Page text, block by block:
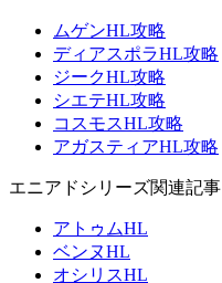
ムゲンHL攻略
ディアスポラHL攻略
ジークHL攻略
シエテHL攻略
コスモスHL攻略
アガスティアHL攻略
エニアドシリーズ関連記事
アトゥムHL
ベンヌHL
オシリスHL